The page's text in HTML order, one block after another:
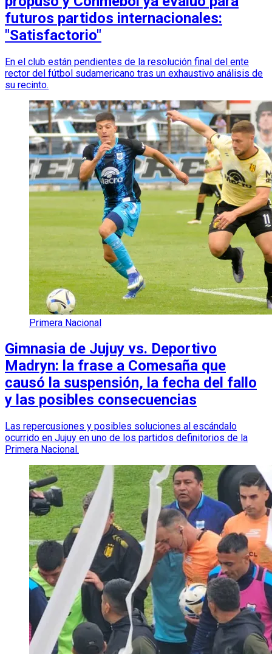
futuros partidos internacionales:
"Satisfactorio"
En el club están pendientes de la resolución final del ente
rector del fútbol sudamericano tras un exhaustivo análisis de
su recinto.
Primera Nacional
Gimnasia de Jujuy vs. Deportivo
Madryn: la frase a Comesaña que
causó la suspensión, la fecha del fallo
y las posibles consecuencias
Las repercusiones y posibles soluciones al escándalo
ocurrido en Jujuy en uno de los partidos definitorios de la
Primera Nacional.